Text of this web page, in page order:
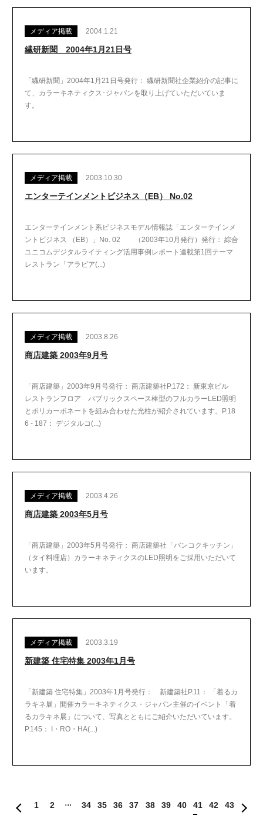
メディア掲載 2004.1.21
繊研新聞 2004年1月21日号
「繊研新聞」2004年1月21日号発行： 繊研新聞社企業紹介の記事に
て、カラーキネティクス･ジャパンを取り上げていただいていま
す。
メディア掲載 2003.10.30
エンターテインメントビジネス（EB） No.02
エンターテインメント系ビジネスモデル情報誌「エンターテインメ
ントビジネス （EB）」No. 02 （2003年10月発行）発行： 綜合
ユニコムデジタルライティング活用事例レポート連載第1回テーマ
レストラン「アラビア(...)
メディア掲載 2003.8.26
商店建築 2003年9月号
「商店建築」2003年9月号発行： 商店建築社P.172： 新東京ビル
レストランフロア パブリックスペース棒型のフルカラーLED照明
とポリカーボネートを組み合わせた光柱が紹介されています。P.18
6 - 187： デジタルコ(...)
メディア掲載 2003.4.26
商店建築 2003年5月号
「商店建築」2003年5月号発行： 商店建築社「バンコクキッチン」
（タイ料理店）カラーキネティクスのLED照明をご採用いただいて
います。
メディア掲載 2003.3.19
新建築 住宅特集 2003年1月号
「新建築 住宅特集」2003年1月号発行： 新建築社P.11： 「着るカ
ラキネ展」開催カラーキネティクス・ジャパン主催のイベント「着
るカラキネ展」について、写真とともにご紹介いただいています。
P.145： I・RO・HA(...)
1 2 34 35 36 37 38 39 40 41 42 43